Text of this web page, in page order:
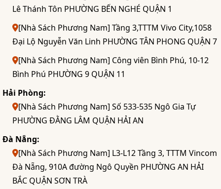
Lê Thánh Tôn PHƯỜNG BẾN NGHÉ QUẬN 1
[Nhà Sách Phương Nam] Tầng 3,TTTM Vivo City,1058
Đại Lộ Nguyễn Văn Linh PHƯỜNG TÂN PHONG QUẬN 7
[Nhà Sách Phương Nam] Công viên Bình Phú, 10-12
Bình Phú PHƯỜNG 9 QUẬN 11
Hải Phòng:
[Nhà Sách Phương Nam] Số 533-535 Ngô Gia Tự
PHƯỜNG ĐẰNG LÂM QUẬN HẢI AN
Đà Nẵng:
[Nhà Sách Phương Nam] L3-L12 Tầng 3, TTTM Vincom
Đà Nẵng, 910A đường Ngô Quyền PHƯỜNG AN HẢI
BẮC QUẬN SƠN TRÀ